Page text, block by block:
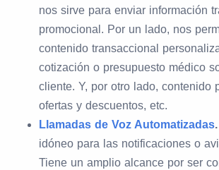
nos sirve para enviar información
promocional. Por un lado, nos
contenido transaccional
cotización o presupuesto médico
cliente. Y, por otro lado, contenido
ofertas y descuentos, etc.
Llamadas de Voz Automatizadas.
idóneo para las notificaciones o
Tiene un amplio alcance por ser